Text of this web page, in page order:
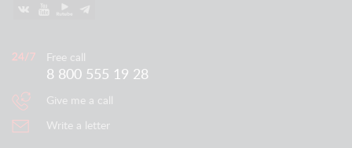
Free call
8 800 555 19 28
Give me a call
Write a letter